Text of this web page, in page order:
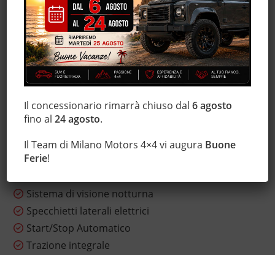
Hill holder
Immobilizzatore elettronico
Isofix
Lettore CD
Leve al volante
Luci diurne
Marmitta catalitica
Monitoraggio pressione pneumatici
MP3
Sedili sportivi
Sistema di visione notturna
Specchietti laterali elettrici
Start/Stop Automatico
Trazione integrale
Il concessionario rimarrà chiuso dal6 agosto
fino al24 agosto.
Il Team di Milano Motors 4×4 vi augura Buone
Ferie!